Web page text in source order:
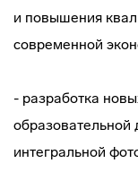
и повышения
современной
- разработка
образовательной
интегральной